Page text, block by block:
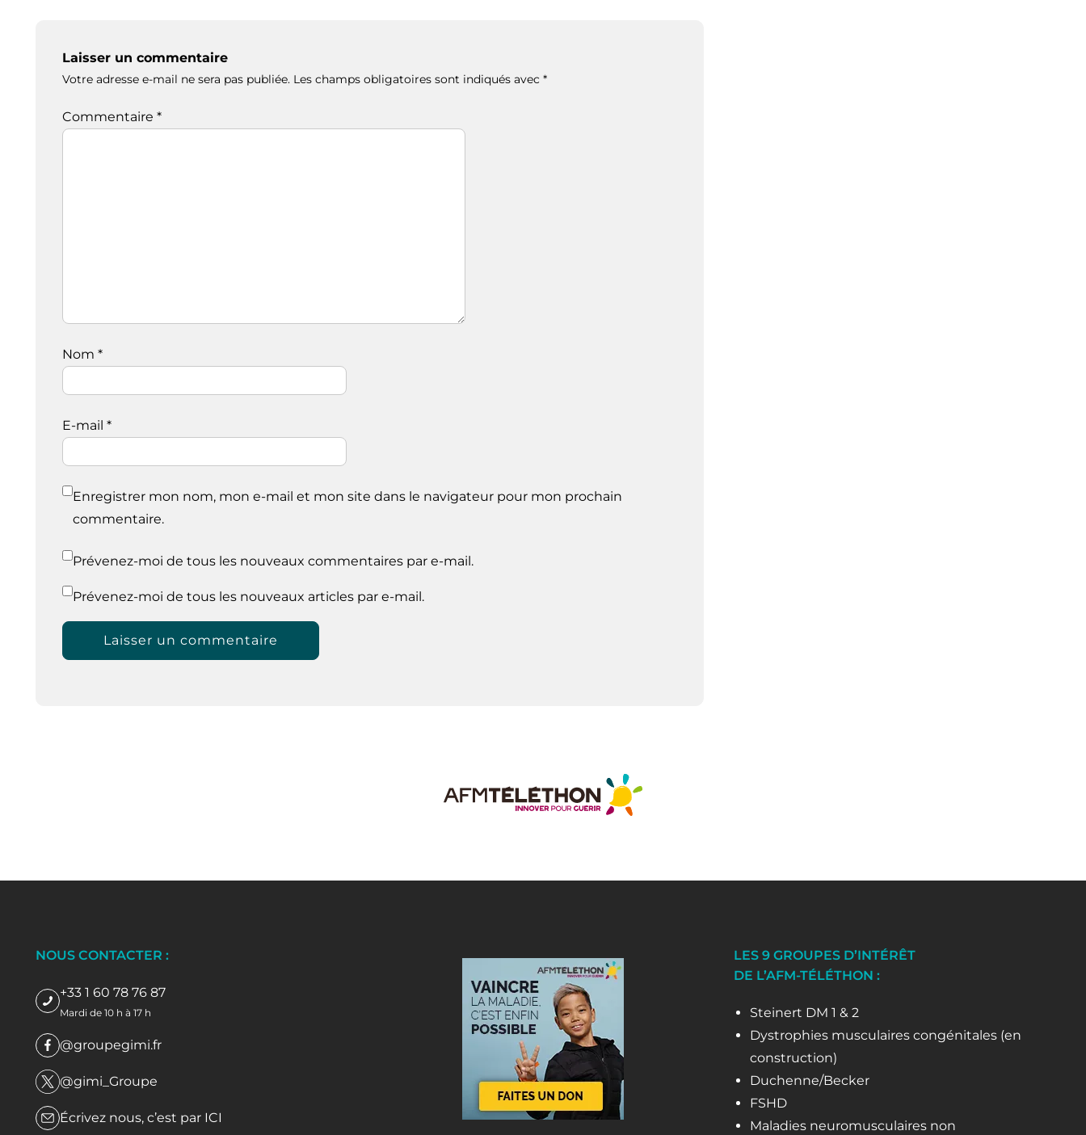
Laisser un commentaire
Votre adresse e-mail ne sera pas publiée. Les champs obligatoires sont indiqués avec *
Commentaire *
Nom *
E-mail *
Enregistrer mon nom, mon e-mail et mon site dans le navigateur pour mon prochain
commentaire.
Prévenez-moi de tous les nouveaux commentaires par e-mail.
Prévenez-moi de tous les nouveaux articles par e-mail.
NOUS CONTACTER :
+33 1 60 78 76 87
Mardi de 10 h à 17 h
@groupegimi.fr
@gimi_Groupe
Écrivez nous, c’est par ICI
LES 9 GROUPES D’INTÉRÊT
DE L’AFM-TÉLÉTHON :
Steinert DM 1 & 2
Dystrophies musculaires congénitales (en
construction)
Duchenne/Becker
FSHD
Maladies neuromusculaires non